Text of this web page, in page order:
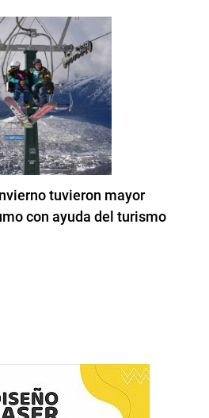
tuvieron mayor
con ayuda del turismo